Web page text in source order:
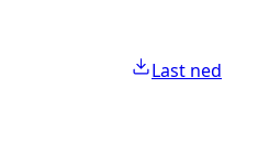
Last ned